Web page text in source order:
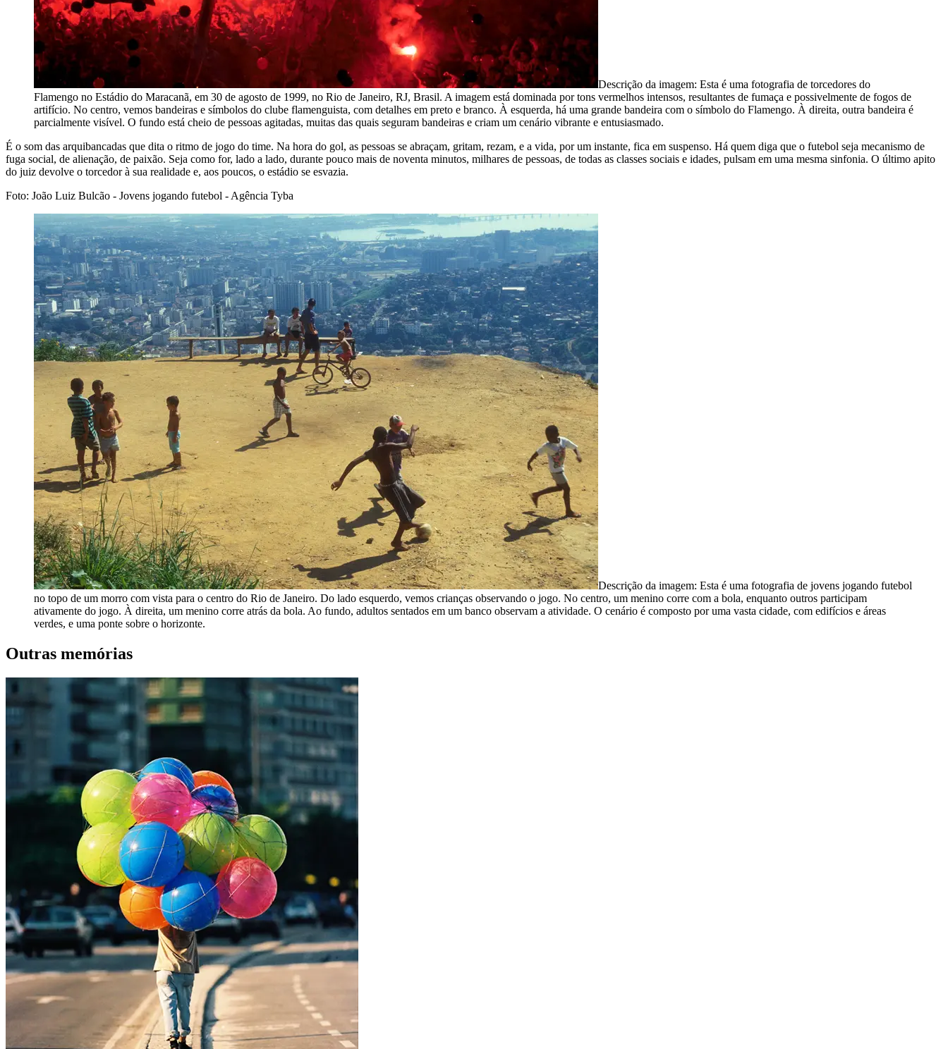
Descrição da imagem: Esta é uma fotografia de torcedores do
Flamengo no Estádio do Maracanã, em 30 de agosto de 1999, no Rio de Janeiro, RJ, Brasil. A imagem está dominada por tons vermelhos intensos, resultantes de fumaça e possivelmente de fogos de
artifício. No centro, vemos bandeiras e símbolos do clube flamenguista, com detalhes em preto e branco. À esquerda, há uma grande bandeira com o símbolo do Flamengo. À direita, outra bandeira é
parcialmente visível. O fundo está cheio de pessoas agitadas, muitas das quais seguram bandeiras e criam um cenário vibrante e entusiasmado.
É o som das arquibancadas que dita o ritmo de jogo do time. Na hora do gol, as pessoas se abraçam, gritam, rezam, e a vida, por um instante, fica em suspenso. Há quem diga que o futebol seja mecanismo de
fuga social, de alienação, de paixão. Seja como for, lado a lado, durante pouco mais de noventa minutos, milhares de pessoas, de todas as classes sociais e idades, pulsam em uma mesma sinfonia. O último apito
do juiz devolve o torcedor à sua realidade e, aos poucos, o estádio se esvazia.
Foto: João Luiz Bulcão - Jovens jogando futebol - Agência Tyba
Descrição da imagem: Esta é uma fotografia de jovens jogando futebol
no topo de um morro com vista para o centro do Rio de Janeiro. Do lado esquerdo, vemos crianças observando o jogo. No centro, um menino corre com a bola, enquanto outros participam
ativamente do jogo. À direita, um menino corre atrás da bola. Ao fundo, adultos sentados em um banco observam a atividade. O cenário é composto por uma vasta cidade, com edifícios e áreas
verdes, e uma ponte sobre o horizonte.
Outras memórias